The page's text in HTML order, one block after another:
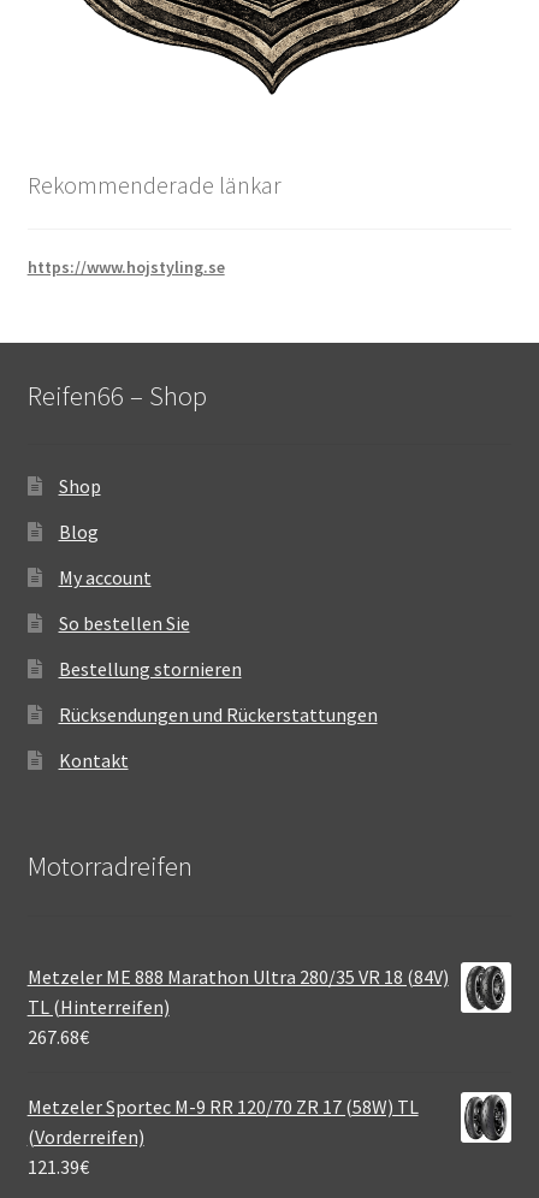
Rekommenderade länkar
https://www.hojstyling.se
Reifen66 – Shop
Shop
Blog
My account
So bestellen Sie
Bestellung stornieren
Rücksendungen und Rückerstattungen
Kontakt
Motorradreifen
Metzeler ME 888 Marathon Ultra 280/35 VR 18 (84V)
TL (Hinterreifen)
267.68€
Metzeler Sportec M-9 RR 120/70 ZR 17 (58W) TL
(Vorderreifen)
121.39€